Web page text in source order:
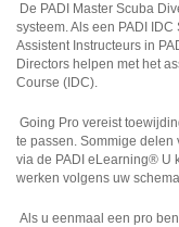
De PADI Master Scuba
systeem. Als een PADI IDC
Assistent Instructeurs in
Directors helpen met het
Course (IDC).
Going Pro vereist
te passen. Sommige
via de PADI eLearning® U
werken volgens uw
Als u eenmaal een pro